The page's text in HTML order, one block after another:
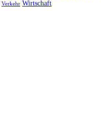
Verkehr Wirtschaft